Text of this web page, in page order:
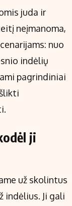
juda ir
neįmanoma,
nuo
indėlių
pagrindiniai
ji
už skolintus
indėlius. Ji gali